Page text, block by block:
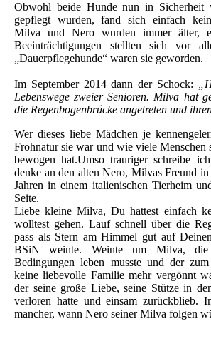
Obwohl beide Hunde nun in Sicherheit
gepflegt wurden, fand sich einfach
Milva und Nero wurden immer älter,
Beeinträchtigungen stellten sich vor
„Dauerpflegehunde“ waren sie geworden.
Im September 2014 dann der Schock:
Lebenswege zweier Senioren. Milva hat
die Regenbogenbrücke angetreten und
Wer dieses liebe Mädchen je
Frohnatur sie war und wie viele Menschen
bewogen hat.Umso trauriger schreibe
denke an den alten Nero, Milvas Freund
Jahren in einem italienischen Tierheim
Seite.
Liebe kleine Milva, Du hattest einfach
wolltest gehen. Lauf schnell über die
pass als Stern am Himmel gut auf
BSiN weinte. Weinte um Milva, die
Bedingungen leben musste und der
keine liebevolle Familie mehr vergönnt
der seine große Liebe, seine Stütze in
verloren hatte und einsam zurückblieb.
mancher, wann Nero seiner Milva folgen